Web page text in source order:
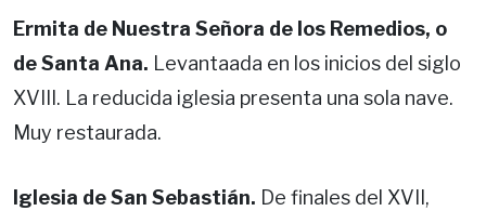
Ermita de Nuestra Señora de los Remedios, o
de Santa Ana. Levantaada en los inicios del siglo
XVIII. La reducida iglesia presenta una sola nave.
Muy restaurada.
Iglesia de San Sebastián. De finales del XVII,